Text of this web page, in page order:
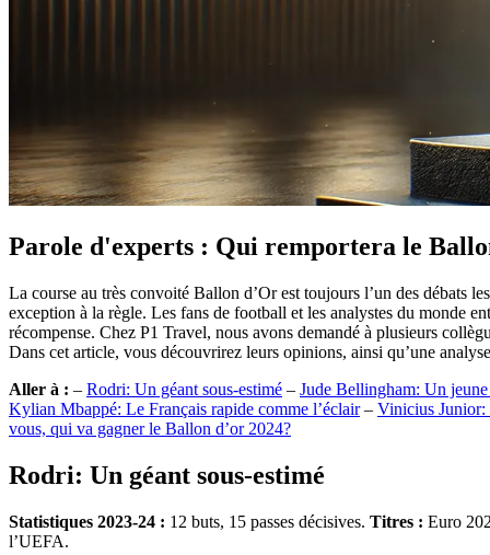
Parole d'experts : Qui remportera le
La course au très convoité Ballon d’Or est toujours l’un des débats
exception à la règle. Les fans de football et les analystes du monde
récompense. Chez P1 Travel, nous avons demandé à plusieurs
Dans cet article, vous découvrirez leurs opinions, ainsi qu’une
Aller à : – Rodri: Un géant sous-estimé – Jude Bellingham: Un
Kylian Mbappé: Le Français rapide comme l’éclair– Vinicius Junior:
vous, qui va gagner le Ballon d’or 2024?
Rodri: Un géant sous-estimé
Statistiques 2023-24 : 12 buts, 15 passes décisives. Titres : Euro
l’UEFA.